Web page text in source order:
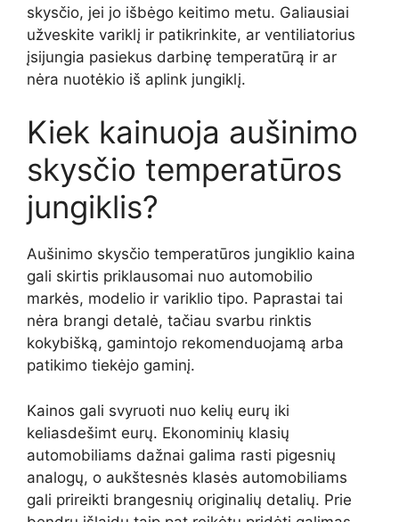
skysčio, jei jo išbėgo keitimo metu. Galiausiai
užveskite variklį ir patikrinkite, ar ventiliatorius
įsijungia pasiekus darbinę temperatūrą ir ar
nėra nuotėkio iš aplink jungiklį.
Kiek kainuoja aušinimo
skysčio temperatūros
jungiklis?
Aušinimo skysčio temperatūros jungiklio kaina
gali skirtis priklausomai nuo automobilio
markės, modelio ir variklio tipo. Paprastai tai
nėra brangi detalė, tačiau svarbu rinktis
kokybišką, gamintojo rekomenduojamą arba
patikimo tiekėjo gaminį.
Kainos gali svyruoti nuo kelių eurų iki
keliasdešimt eurų. Ekonominių klasių
automobiliams dažnai galima rasti pigesnių
analogų, o aukštesnės klasės automobiliams
gali prireikti brangesnių originalių detalių. Prie